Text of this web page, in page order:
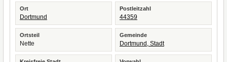
Ort
Dortmund
Postleitzahl
44359
Ortsteil
Nette
Gemeinde
Dortmund, Stadt